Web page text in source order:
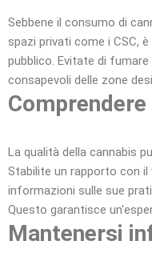
Sebbene il consumo di
spazi privati come i CSC,
pubblico. Evitate di
consapevoli delle zone
La qualità della cannabis
Stabilite un rapporto con
informazioni sulle sue
Questo garantisce
Mantenersi